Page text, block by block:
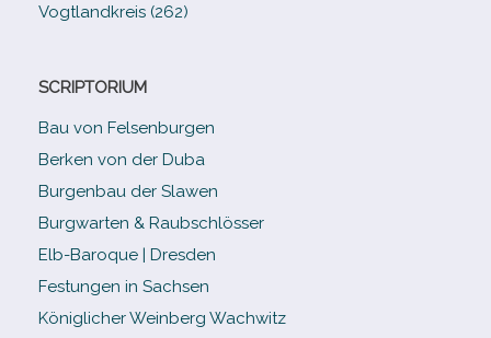
Vogtlandkreis (262)
SCRIPTORIUM
Bau von Felsenburgen
Berken von der Duba
Burgenbau der Slawen
Burgwarten & Raubschlösser
Elb-​Baroque | Dresden
Festungen in Sachsen
Königlicher Weinberg Wachwitz